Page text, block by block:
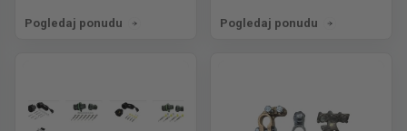
Pogledaj ponudu Pogledaj ponudu